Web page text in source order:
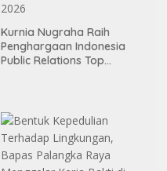
Kurnia Nugraha Raih
Penghargaan Indonesia
Public Relations Top